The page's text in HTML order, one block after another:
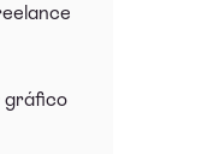
gráfico